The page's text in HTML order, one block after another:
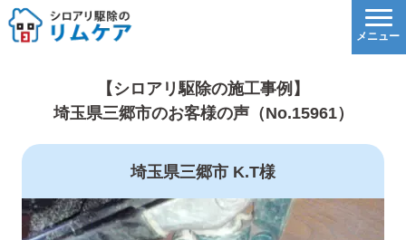
【シロアリ駆除の施工事例】
埼玉県三郷市のお客様の声（No.15961）
埼玉県三郷市 K.T様